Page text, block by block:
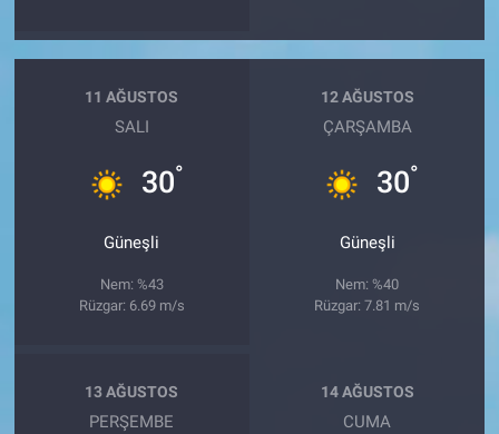
11 AĞUSTOS
SALI
30°
Güneşli
Nem: %43
Rüzgar: 6.69 m/s
12 AĞUSTOS
ÇARŞAMBA
30°
Güneşli
Nem: %40
Rüzgar: 7.81 m/s
13 AĞUSTOS
PERŞEMBE
14 AĞUSTOS
CUMA